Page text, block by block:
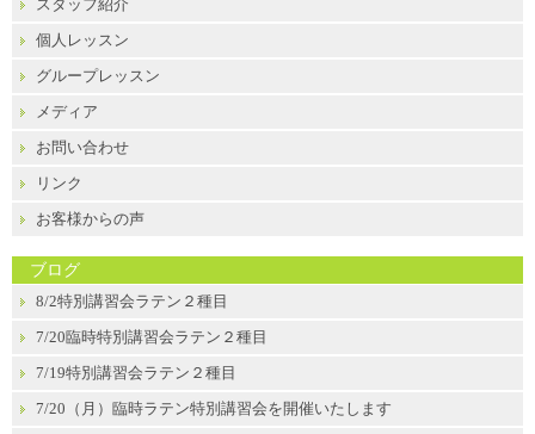
スタッフ紹介
個人レッスン
グループレッスン
メディア
お問い合わせ
リンク
お客様からの声
ブログ
8/2特別講習会ラテン２種目
7/20臨時特別講習会ラテン２種目
7/19特別講習会ラテン２種目
7/20（月）臨時ラテン特別講習会を開催いたします